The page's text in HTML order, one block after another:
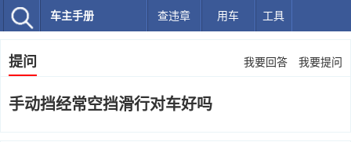
车主手册 查违章 用车 工具
提问 我要回答 我要提问
手动挡经常空挡滑行对车好吗